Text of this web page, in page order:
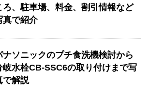
ろ、駐車場、料金、割引情報など
真で紹介
ナソニックのプチ食洗機検討から
岐水栓CB-SSC6の取り付けまで写
で解説